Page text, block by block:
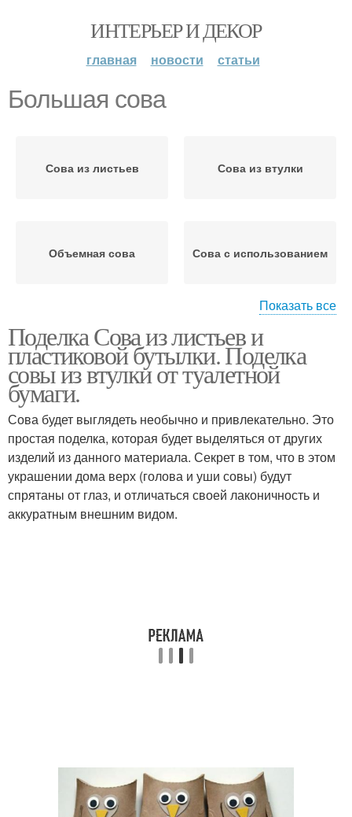
ИНТЕРЬЕР И ДЕКОР
главная новости статьи
Большая сова
Сова из листьев Сова из втулки
Объемная сова Сова с использованием
Совы из листьев Сова из шишек
Сова из пластиковой
бутылки
Смешная сова
Сова на пенопластовой
основе
листьев
Показать все
Поделка Сова из листьев и
пластиковой бутылки. Поделка
совы из втулки от туалетной
бумаги.
Сова будет выглядеть необычно и привлекательно. Это
простая поделка, которая будет выделяться от других
изделий из данного материала. Секрет в том, что в этом
украшении дома верх (голова и уши совы) будут
спрятаны от глаз, и отличаться своей лаконичность и
аккуратным внешним видом.